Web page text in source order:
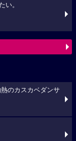
い。
のカスカベダンサ